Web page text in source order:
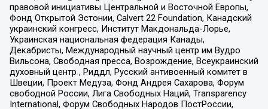
правовой инициативы Центральной и Восточной Европы,
Фонд Открытой Эстонии, Calvert 22 Foundation, Канадский
украинский конгресс, Институт Макдональда-Лорье,
Украинская национальная федерация Канады,
Декабристы, Международный научный центр им Вудро
Вильсона, Свободная пресса, Возрождение, Всеукраинский
духовный центр , Риддл, Русский антивоенный комитет в
Швеции, Проект Медуза, Фонд Андрея Сахарова, Форум
свободной России, Лига Свободных Наций, Transparеncy
International, Форум Свободных Народов ПостРоссии,